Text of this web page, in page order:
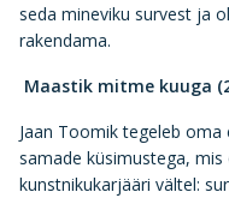
seda mineviku survest ja
rakendama.
Maastik mitme kuuga
Jaan Toomik tegeleb
samade küsimustega,
kunstnikukarjääri vältel: